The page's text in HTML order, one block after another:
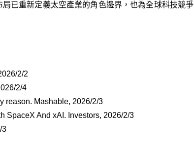
已重新定義太空產業的角色邊界，也為全球科技競
2/2
2/4
reason. Mashable, 2026/2/3
SpaceX And xAI. Investors, 2026/2/3
3